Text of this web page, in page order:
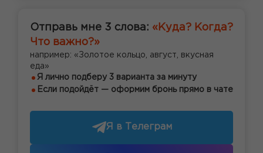
Отправь мне 3 слова: «Куда? Когда?
Что важно?»
например: «Золотое кольцо, август, вкусная
еда»
Я лично подберу 3 варианта за минуту
Если подойдёт — оформим бронь прямо в чате
Я в Телеграм